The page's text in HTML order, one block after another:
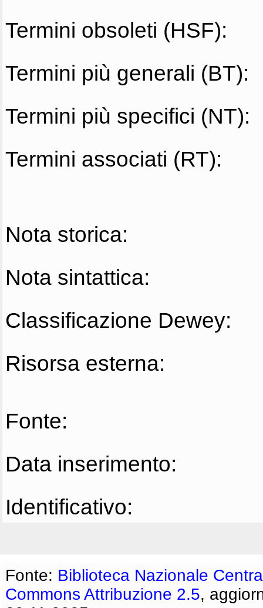
Termini obsoleti (HSF):
Termini più generali (BT):
Termini più specifici (NT):
Termini associati (RT):
Nota storica:
Nota sintattica:
Classificazione Dewey:
Risorsa esterna:
Fonte:
Data inserimento:
Identificativo:
Fonte: Biblioteca Nazionale
Commons Attribuzione 2.5,